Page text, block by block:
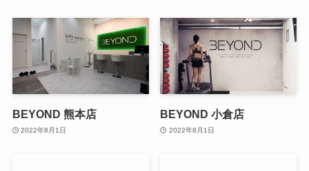
BEYOND 熊本店
2022年8月1日
BEYOND 小倉店
2022年8月1日